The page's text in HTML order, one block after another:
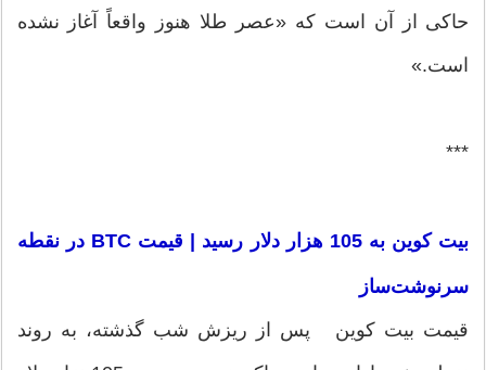
حاکی از آن است که «عصر طلا هنوز واقعاً آغاز نشده
است.»
***
بیت کوین به 105 هزار دلار رسید | قیمت BTC در نقطه
سرنوشت‌ساز
قیمت بیت کوین پس از ریزش شب گذشته، به روند